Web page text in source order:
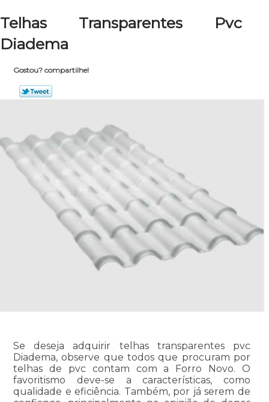
Telhas Transparentes Pvc
Diadema
Gostou? compartilhe!
Se deseja adquirir telhas transparentes pvc
Diadema, observe que todos que procuram por
telhas de pvc contam com a Forro Novo. O
favoritismo deve-se a características, como
qualidade e eficiência. Também, por já serem de